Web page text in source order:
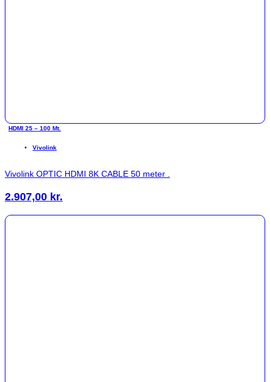
HDMI 25 – 100 Mt.
Vivolink
Vivolink OPTIC HDMI 8K CABLE 50 meter .
2.907,00 kr.